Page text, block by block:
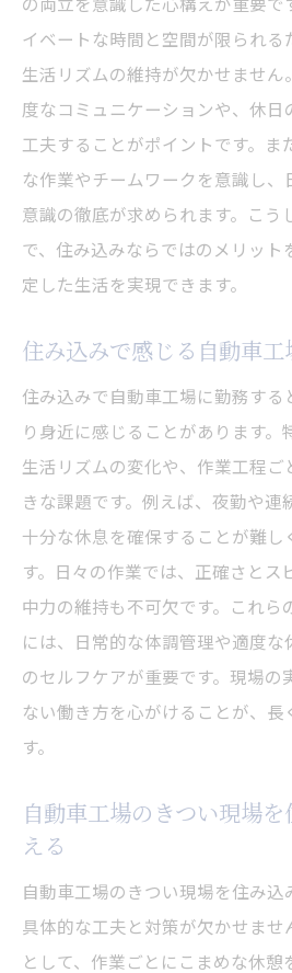
イベートな時間と空間が限られる
生活リズムの維持が欠かせませ
度なコミュニケーションや、休日
工夫することがポイントです。ま
な作業やチームワークを意識し
意識の徹底が求められます。こう
で、住み込みならではのメリット
定した生活を実現できます。
住み込みで感じる自動車工
住み込みで自動車工場に勤務する
り身近に感じることがあります。
生活リズムの変化や、作業工程
きな課題です。例えば、夜勤や連
十分な休息を確保することが難し
す。日々の作業では、正確さとス
中力の維持も不可欠です。これら
には、日常的な体調管理や適度
のセルフケアが重要です。現場の
ない働き方を心がけることが、長
す。
自動車工場のきつい現場
える
自動車工場のきつい現場を住み込
具体的な工夫と対策が欠かせま
として、作業ごとにこまめな休憩